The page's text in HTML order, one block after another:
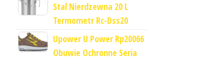
Stal Nierdzewna 20 L
Termometr Rc-Dss20
Upower U Power Rp20066
Obuwie Ochronne Seria